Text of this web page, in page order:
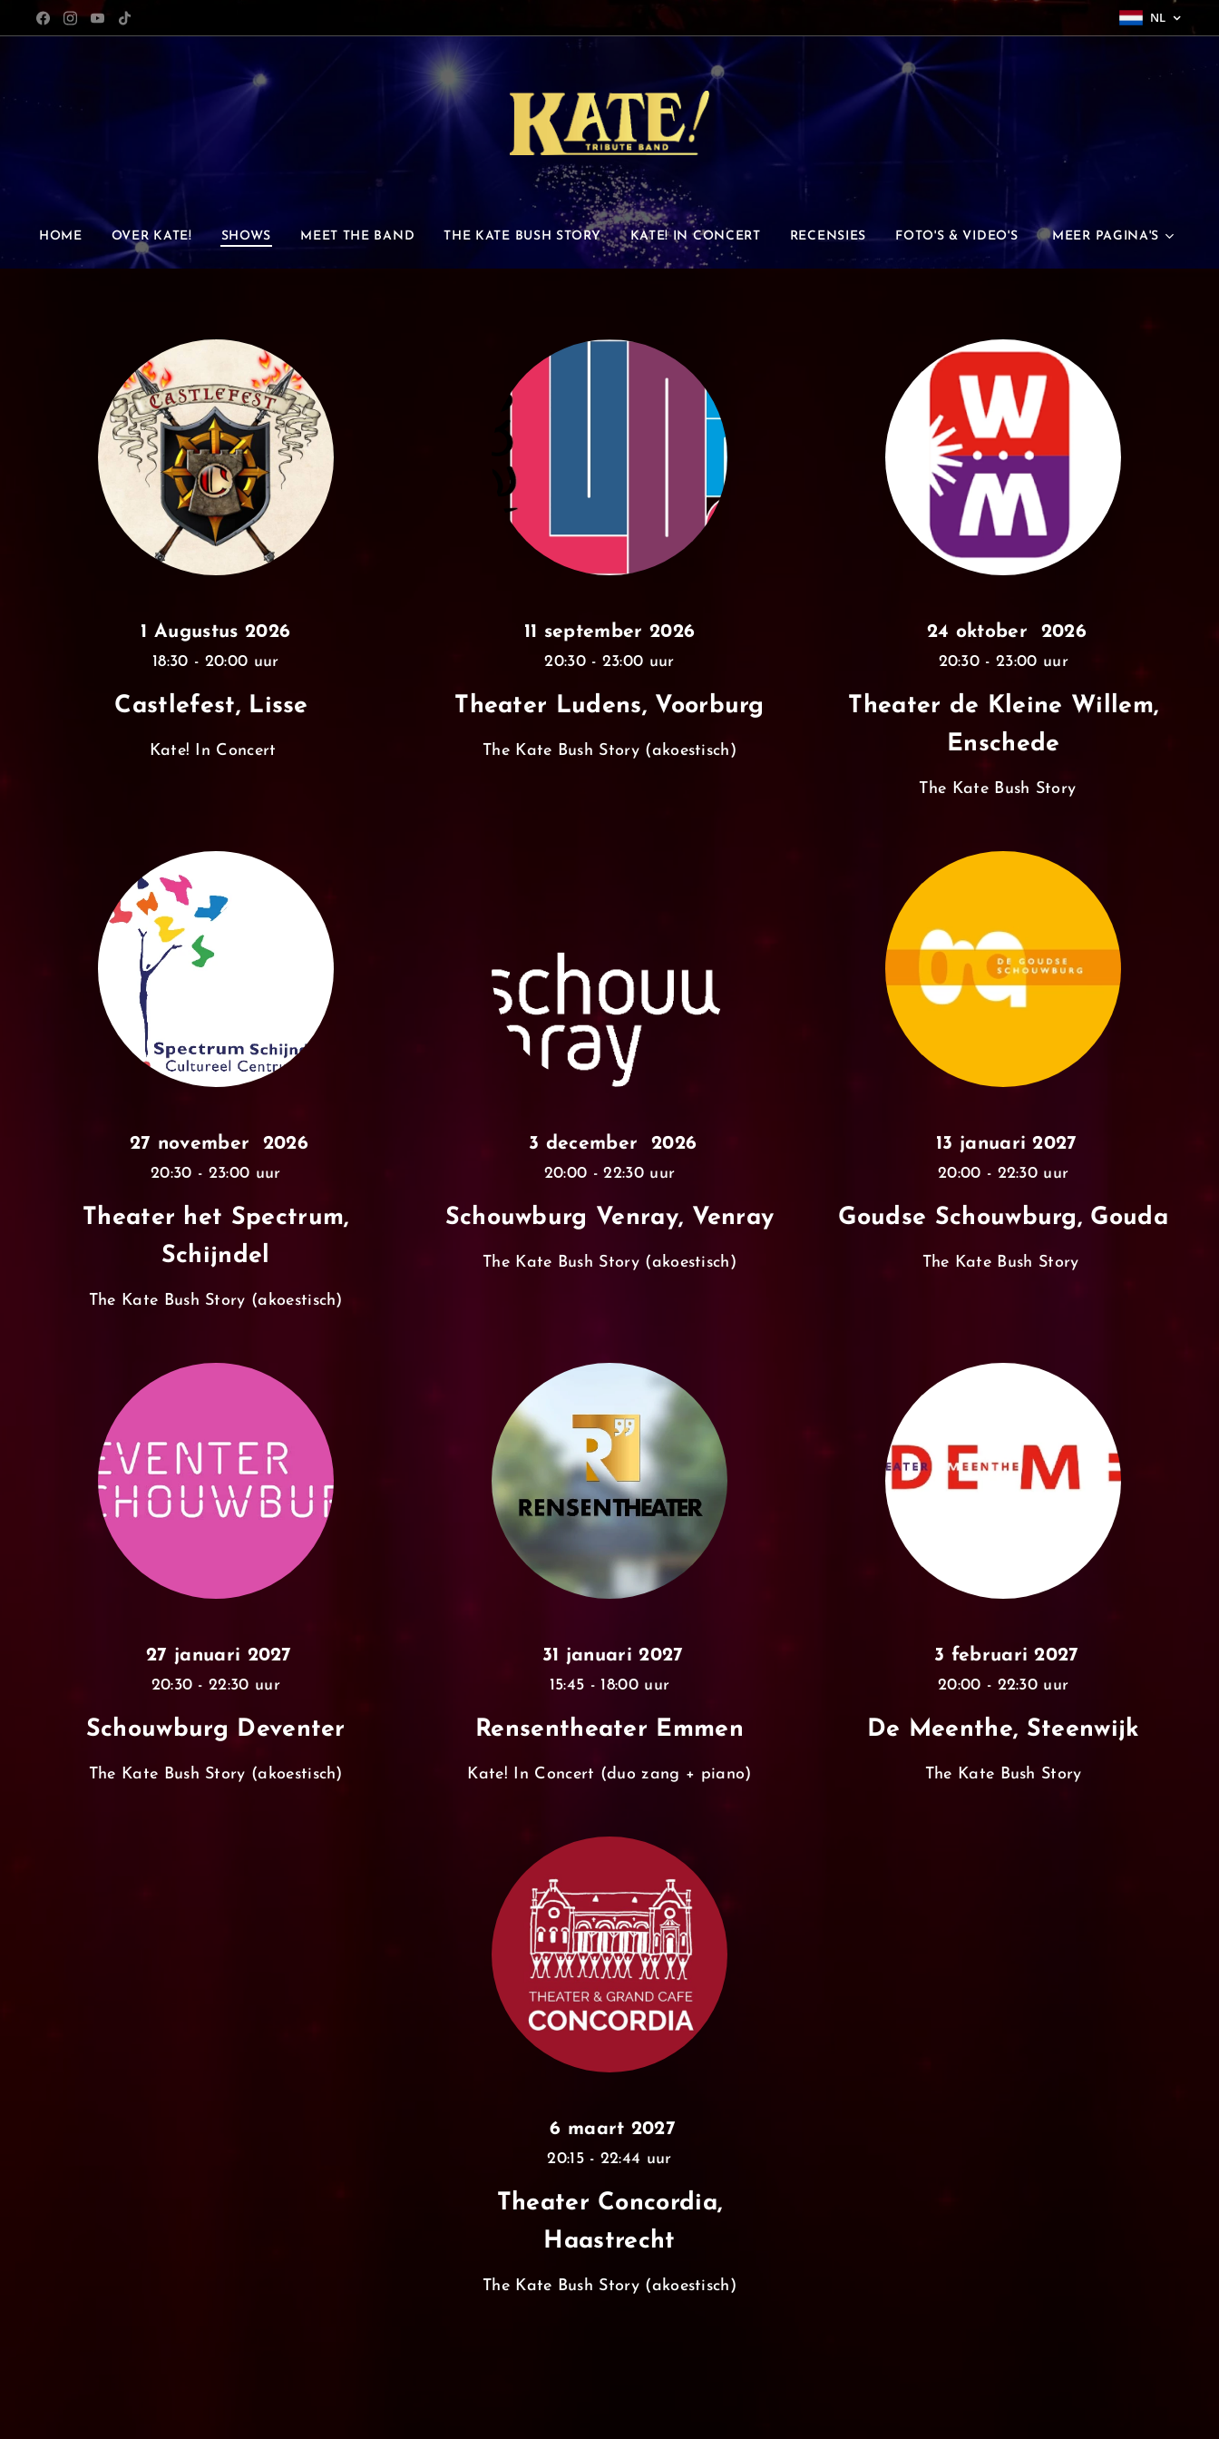
NL
HOME OVER KATE! SHOWS MEET THE BAND THE KATE BUSH STORY KATE! IN CONCERT RECENSIES FOTO'S & VIDEO'S MEER PAGINA'S
1 Augustus 2026
18:30 - 20:00 uur
Castlefest, Lisse
Kate! In Concert
11 september 2026
20:30 - 23:00 uur
Theater Ludens, Voorburg
The Kate Bush Story (akoestisch)
24 oktober 2026
20:30 - 23:00 uur
Theater de Kleine Willem,
Enschede
The Kate Bush Story
27 november 2026
20:30 - 23:00 uur
Theater het Spectrum,
Schijndel
The Kate Bush Story (akoestisch)
3 december 2026
20:00 - 22:30 uur
Schouwburg Venray, Venray
The Kate Bush Story (akoestisch)
13 januari 2027
20:00 - 22:30 uur
Goudse Schouwburg, Gouda
The Kate Bush Story
27 januari 2027
20:30 - 22:30 uur
Schouwburg Deventer
The Kate Bush Story (akoestisch)
31 januari 2027
15:45 - 18:00 uur
Rensentheater Emmen
Kate! In Concert (duo zang + piano)
3 februari 2027
20:00 - 22:30 uur
De Meenthe, Steenwijk
The Kate Bush Story
6 maart 2027
20:15 - 22:44 uur
Theater Concordia,
Haastrecht
The Kate Bush Story (akoestisch)